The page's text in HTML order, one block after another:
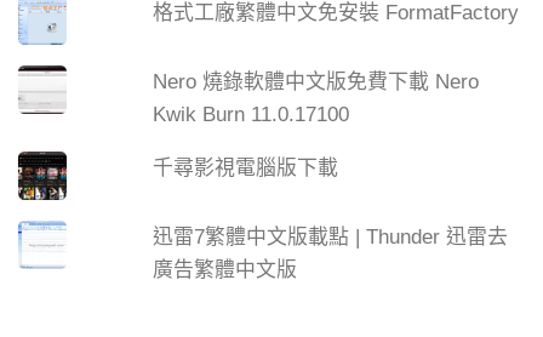
格式工廠繁體中文免安裝 FormatFactory
Nero 燒錄軟體中文版免費下載 Nero
Kwik Burn 11.0.17100
千尋影視電腦版下載
迅雷7繁體中文版載點 | Thunder 迅雷去
廣告繁體中文版